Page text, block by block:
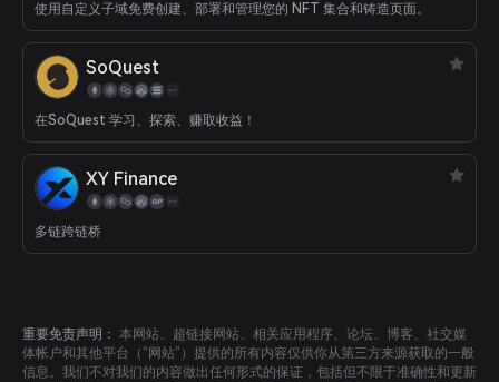
使用自定义子域免费创建、部署和管理您的 NFT 集合和铸造页面。
SoQuest
在SoQuest 学习、探索、赚取收益！
XY Finance
多链跨链桥
重要免责声明： 本网站、超链接网站、相关应用程序、论坛、博客、社交媒
体帐户和其他平台（“网站”）提供的所有内容仅供你从第三方来源获取的一般
信息。我们不对我们的内容做出任何形式的保证，包括但不限于准确性和更新